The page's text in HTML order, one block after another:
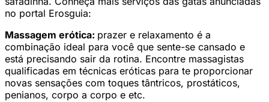
no portal Erosguia:
Massagem erótica: prazer e relaxamento é a
combinação ideal para você que sente-se cansado e
está precisando sair da rotina. Encontre massagistas
qualificadas em técnicas eróticas para te proporcionar
novas sensações com toques tântricos, prostáticos,
penianos, corpo a corpo e etc.